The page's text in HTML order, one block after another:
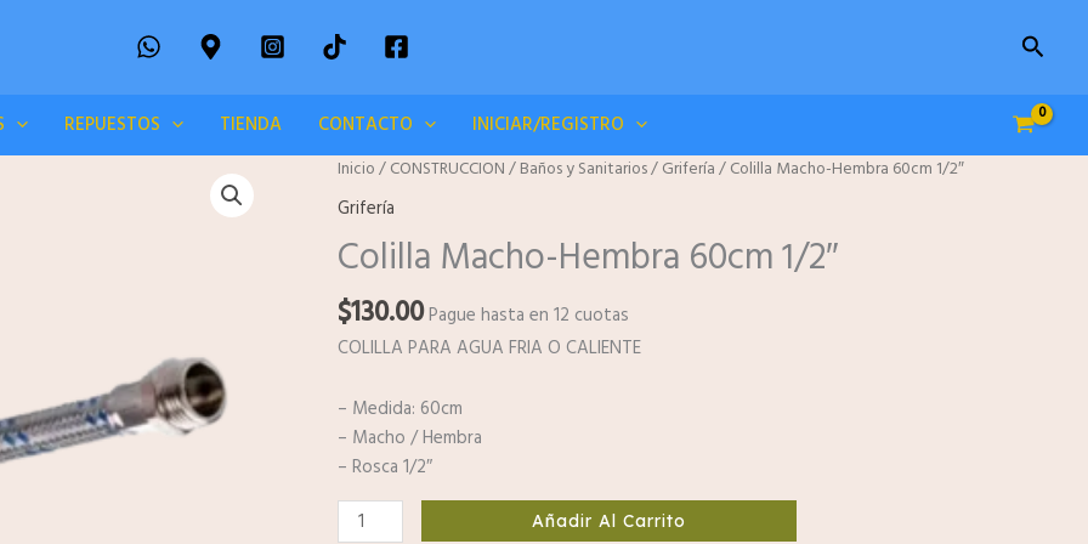
Buscar
REPUESTOS TIENDA CONTACTO INICIAR/REGISTRO
Inicio/CONSTRUCCION/Baños y Sanitarios/Grifería/ Colilla Macho-Hembra 60cm 1/2″
Grifería
Colilla Macho-Hembra 60cm 1/2″
$130.00Pague hasta en 12 cuotas
COLILLA PARA AGUA FRIA O CALIENTE
– Medida: 60cm
– Macho / Hembra
– Rosca 1/2″
Colilla
Macho-
60cm
cantidad
Añadir Al Carrito